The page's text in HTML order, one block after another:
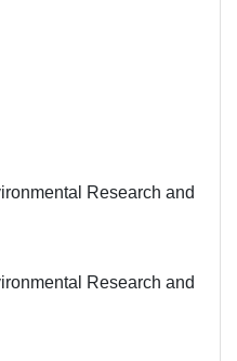
Research and
Research and